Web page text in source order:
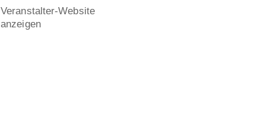
Veranstalter-Website
anzeigen